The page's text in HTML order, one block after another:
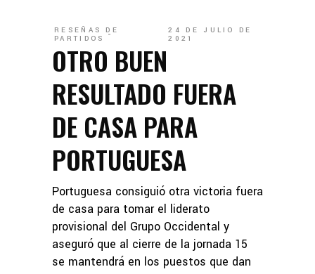
RESEÑAS DE
PARTIDOS
24 DE JULIO DE
2021
OTRO BUEN
RESULTADO FUERA
DE CASA PARA
PORTUGUESA
Portuguesa consiguió otra victoria fuera
de casa para tomar el liderato
provisional del Grupo Occidental y
aseguró que al cierre de la jornada 15
se mantendrá en los puestos que dan